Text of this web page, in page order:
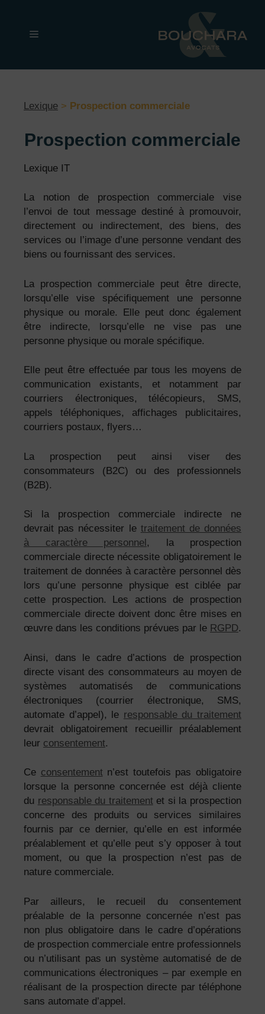
contenu Menu
Lexique > Prospection commerciale
Prospection commerciale
Lexique IT
La notion de prospection commerciale vise
l’envoi de tout message destiné à promouvoir,
directement ou indirectement, des biens, des
services ou l’image d’une personne vendant des
biens ou fournissant des services.
La prospection commerciale peut être directe,
lorsqu’elle vise spécifiquement une personne
physique ou morale. Elle peut donc également
être indirecte, lorsqu’elle ne vise pas une
personne physique ou morale spécifique.
Elle peut être effectuée par tous les moyens de
communication existants, et notamment par
courriers électroniques, télécopieurs, SMS,
appels téléphoniques, affichages publicitaires,
courriers postaux, flyers…
La prospection peut ainsi viser des
consommateurs (B2C) ou des professionnels
(B2B).
Si la prospection commerciale indirecte ne
devrait pas nécessiter le traitement de données
à caractère personnel , la prospection
commerciale directe nécessite obligatoirement le
traitement de données à caractère personnel dès
lors qu’une personne physique est ciblée par
cette prospection. Les actions de prospection
commerciale directe doivent donc être mises en
œuvre dans les conditions prévues par le RGPD.
Ainsi, dans le cadre d’actions de prospection
directe visant des consommateurs au moyen de
systèmes automatisés de communications
électroniques (courrier électronique, SMS,
automate d’appel), le responsable du traitement
devrait obligatoirement recueillir préalablement
leur consentement.
Ce consentementn’est toutefois pas obligatoire
lorsque la personne concernée est déjà cliente
du responsable du traitementet si la prospection
concerne des produits ou services similaires
fournis par ce dernier, qu’elle en est informée
préalablement et qu’elle peut s’y opposer à tout
moment, ou que la prospection n’est pas de
nature commerciale.
Par ailleurs, le recueil du consentement
préalable de la personne concernée n’est pas
non plus obligatoire dans le cadre d’opérations
de prospection commerciale entre professionnels
ou n’utilisant pas un système automatisé de de
communications électroniques – par exemple en
réalisant de la prospection directe par téléphone
sans automate d’appel.